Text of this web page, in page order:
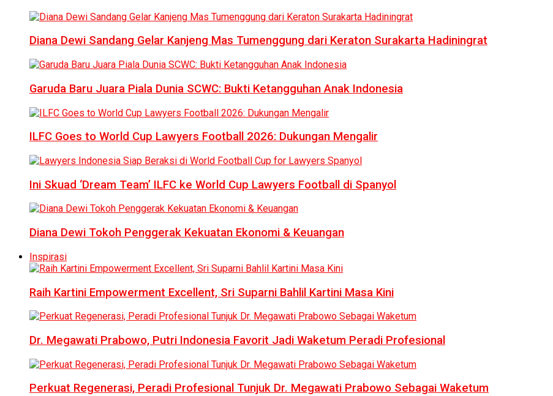
Diana Dewi Sandang Gelar Kanjeng Mas Tumenggung dari Keraton Surakarta Hadiningrat
Garuda Baru Juara Piala Dunia SCWC: Bukti Ketangguhan Anak Indonesia
ILFC Goes to World Cup Lawyers Football 2026: Dukungan Mengalir
Ini Skuad ‘Dream Team’ ILFC ke World Cup Lawyers Football di Spanyol
Diana Dewi Tokoh Penggerak Kekuatan Ekonomi & Keuangan
Inspirasi
Raih Kartini Empowerment Excellent, Sri Suparni Bahlil Kartini Masa Kini
Dr. Megawati Prabowo, Putri Indonesia Favorit Jadi Waketum Peradi Profesional
Perkuat Regenerasi, Peradi Profesional Tunjuk Dr. Megawati Prabowo Sebagai Waketum